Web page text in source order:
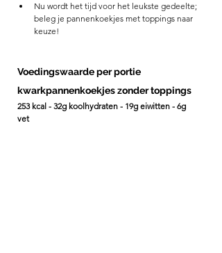
Nu wordt het tijd voor het leukste gedeelte;
beleg je pannenkoekjes met toppings naar
keuze!
Voedingswaarde per portie
kwarkpannenkoekjes zonder toppings
253 kcal - 32g koolhydraten - 19g eiwitten - 6g
vet